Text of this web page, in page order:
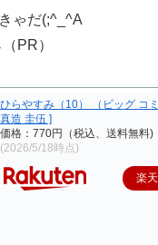
ゃだ(;^_^A
PR）
ひらやすみ（10） （ビッグ コ
真造 圭伍 ]
価格：770円（税込、送料無料)
(2026/5/18時点)
楽